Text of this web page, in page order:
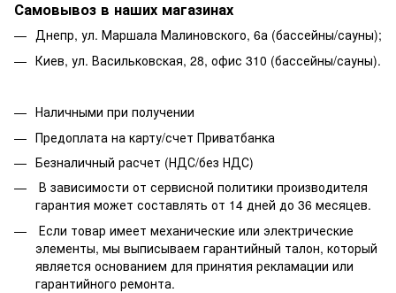
Самовывоз в наших магазинах
Днепр, ул. Маршала Малиновского, 6а (бассейны/сауны);
Киев, ул. Васильковская, 28, офис 310 (бассейны/сауны).
Наличными при получении
Предоплата на карту/счет Приватбанка
Безналичный расчет (НДС/без НДС)
В зависимости от сервисной политики производителя
гарантия может составлять от 14 дней до 36 месяцев.
Если товар имеет механические или электрические
элементы, мы выписываем гарантийный талон, который
является основанием для принятия рекламации или
гарантийного ремонта.